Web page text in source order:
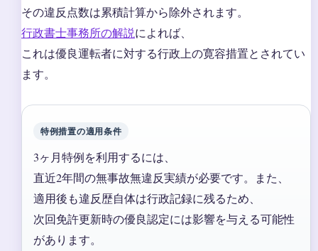
その違反点数は累積計算から除外されます。
行政書士事務所の解説によれば、
これは優良運転者に対する行政上の寛容措置とされてい
ます。
特例措置の適用条件
3ヶ月特例を利用するには、
直近2年間の無事故無違反実績が必要です。また、
適用後も違反歴自体は行政記録に残るため、
次回免許更新時の優良認定には影響を与える可能性
があります。